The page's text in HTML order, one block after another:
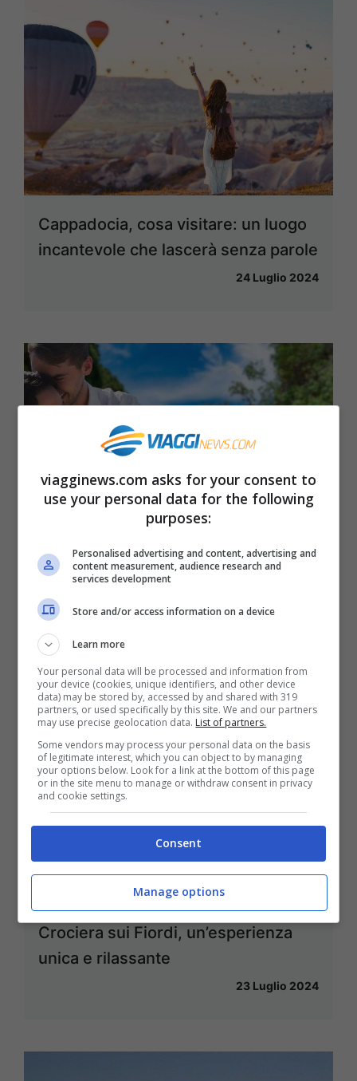
Cappadocia, cosa visitare: un luogo
incantevole che lascerà senza parole
24 Luglio 2024
Viaggio di coppia in Thailandia? Dove
andare e cosa scegliere
Crociera sui Fiordi, un’esperienza
unica e rilassante
23 Luglio 2024
viagginews.com asks for your consent to
use your personal data for the following
purposes:
Personalised advertising and content, advertising and
content measurement, audience research and
services development
Store and/or access information on a device
Learn more
Your personal data will be processed and information from
your device (cookies, unique identifiers, and other device
data) may be stored by, accessed by and shared with 319
partners, or used specifically by this site. We and our partners
may use precise geolocation data. List of partners.
Some vendors may process your personal data on the basis
of legitimate interest, which you can object to by managing
your options below. Look for a link at the bottom of this page
or in the site menu to manage or withdraw consent in privacy
and cookie settings.
Consent
Manage options